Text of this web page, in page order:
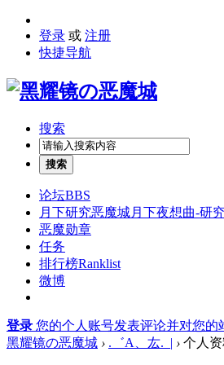
登录 或 注册
快捷导航
搜索
搜索
论坛BBS
月下研究恶魔城月下夜想曲-研
恶魔勋章
任务
排行榜Ranklist
微博
登录 您的个人账号发表评论并对您的
黑耀镜の恶魔城 › .゛A、厷._| › 个人